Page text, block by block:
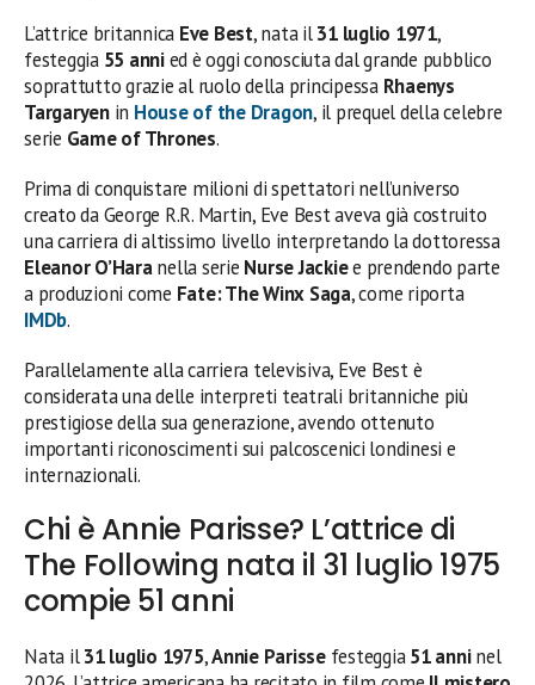
L’attrice britannica Eve Best, nata il31 luglio 1971,
festeggia 55 annied è oggi conosciuta dal grande pubblico
soprattutto grazie al ruolo della principessa Rhaenys
Targaryenin House of the Dragon, il prequel della celebre
serie Game of Thrones.
Prima di conquistare milioni di spettatori nell’universo
creato da George R.R. Martin, Eve Best aveva già costruito
una carriera di altissimo livello interpretando la dottoressa
Eleanor O’Haranella serie Nurse Jackiee prendendo parte
a produzioni come Fate: The Winx Saga, come riporta
IMDb.
Parallelamente alla carriera televisiva, Eve Best è
considerata una delle interpreti teatrali britanniche più
prestigiose della sua generazione, avendo ottenuto
importanti riconoscimenti sui palcoscenici londinesi e
internazionali.
Chi è Annie Parisse? L’attrice di
The Following nata il 31 luglio 1975
compie 51 anni
Nata il31 luglio 1975,Annie Parissefesteggia51 anninel